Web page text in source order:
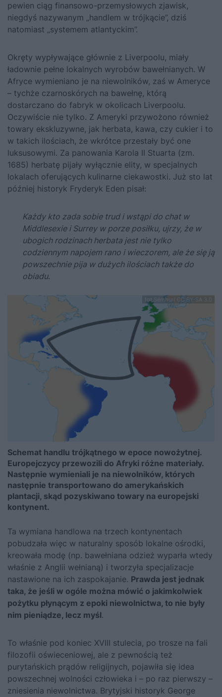
pewien ciąg finansowo-przemysłowych zjawisk,
niegdyś nazywanym „handlem w trójkącie”, dziś
natomiast „systemem atlantyckim”.
Okręty wypływające głównie z Liverpoolu, miały
ładownie pełne lokalnych wyrobów bawełnianych. W
Afryce wymieniano je na niewolników, zaś w Ameryce
– tychże czarnoskórych na bawełnę, którą
dostarczano do fabryk w okolicach Liverpoolu.
Oczywiście nie tylko. Z Ameryki przywożono również
towary ekskluzywne, jak herbata, kawa, czy cukier i to
w takich ilościach, że wkrótce przestały być one
luksusowymi. Za panowania Karola II Stuarta (zm.
1685) herbatę pijały wyłącznie elity, w specjalnych
lokalach oferujących kulinarne ciekawostki. Już sto lat
później historyk Fryderyk Eden pisał:
Każdy kto zada sobie trud i wstąpi do chat w
Middlesexie i Surrey w porze posiłku, ujrzy, że w
ubogich rodzinach herbata jest nie tylko
codziennym napojem rano i wieczorem, ale że się ją
powszechnie pija w dużych ilościach także do
obiadu.
fot.Sémhur/ CC BY-SA 3.0
Schemat handlu trójkątnego w epoce nowożytnej.
Europejczycy przewozili do Afryki różne materiały.
Następnie wymieniali je na niewolników, których
następnie transportowano do amerykańskich
plantacji, skąd pozyskiwano towary na europejski
kontynent.
Ta wymiana handlowa na trzech kontynentach
pobudzała więc w naturalny sposób lokalne ośrodki,
kreowała modę (np. bawełniana odzież wyparła wtedy
właśnie z Anglii wełnianą) i tworzyła specjalizacje
nastawione na ich zaspokajanie. Prawda jest jednak
taka, że jeśli w ogóle można mówić o jakimkolwiek
pożytku płynącym z epoki niewolnictwa, to nie były
nim pieniądze, lecz myśl.
To właśnie pod koniec XVIII stulecia, po trosze na fali
filozofii oświeceniowej, ale z pewnością też
purytańskich prądów religijnych, pojawiła się idea
powszechnej wolności człowieka i – po raz pierwszy –
zniesienia niewolnictwa. Brytyjski historyk George